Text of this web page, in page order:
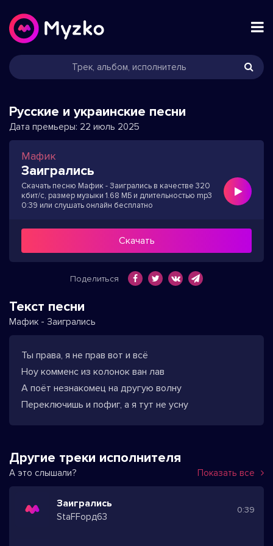
Русские и украинские песни
Дата премьеры: 22 июль 2025
Мафик
Заигрались
Скачать песню Мафик - Заигрались в качестве 320
кбит/с, размер музыки 1.68 МБ и длительностью mp3
0:39 или слушать онлайн бесплатно
Скачать
Поделиться
Текст песни
Мафик - Заигрались
Ты права, я не прав вот и всё
Ноу комменс из колонок ван лав
А поёт незнакомец на другую волну
Переключишь и пофиг, а я тут не усну
Другие треки исполнителя
А это слышали? Показать все
Заигрались
StaFFорд63
0:39